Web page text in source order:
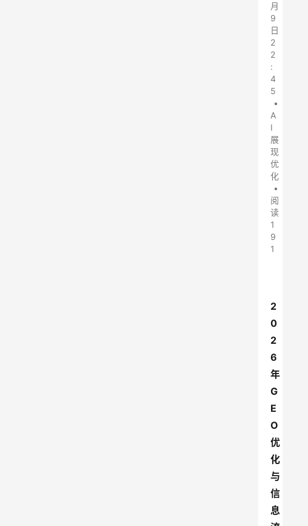
月
9
日
2
2
:
4
5
•
A
I
展
现
优
化
•
阅
读
1
9
1
2
0
2
6
年
G
E
O
优
化
与
信
息